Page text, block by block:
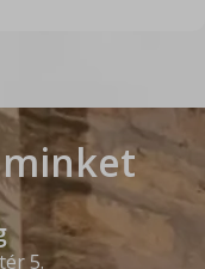
5.